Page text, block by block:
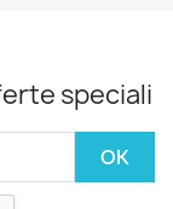
speciali